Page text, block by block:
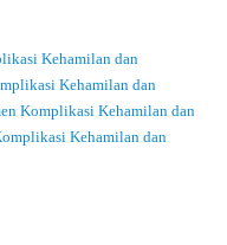
Kehamilan dan
Kehamilan dan
Komplikasi Kehamilan dan
Kehamilan dan